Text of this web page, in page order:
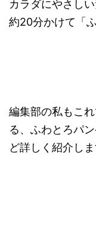
カラダにやさし
約20分かけて「
編集部の私もこ
る、 ふわとろパ
ど詳しく紹介 し